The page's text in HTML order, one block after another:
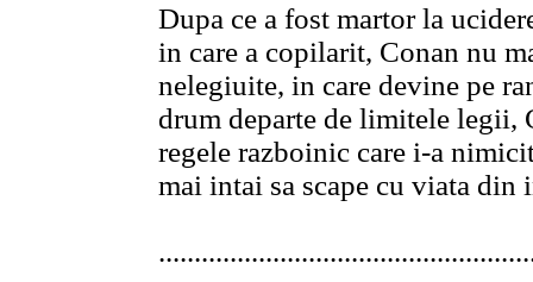
Dupa ce a fost martor la
in care a copilarit, Conan nu
nelegiuite, in care devine pe
drum departe de limitele legii,
regele razboinic care i-a
mai intai sa scape cu viata